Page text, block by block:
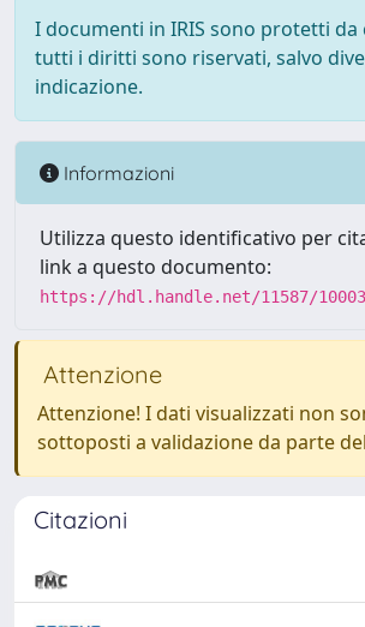
I documenti in IRIS sono protetti
tutti i diritti sono riservati, salvo
indicazione.
Informazioni
Utilizza questo identificativo per
link a questo documento:
https://hdl.handle.net/11587/
Attenzione
Attenzione! I dati visualizzati non
sottoposti a validazione da parte
Citazioni